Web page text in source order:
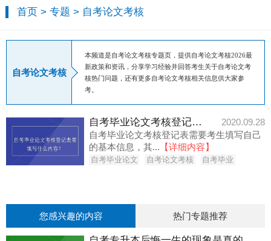
首页 >专题 > 自考论文考核
自考论文考核
本频道是自考论文考核专题页，提供自考论文考核2026最
新政策和资讯，分享学习经验并回答考生关于自考论文考
核热门问题，还有更多自考论文考核相关信息供大家参
考。
自考毕业论文考核登记表需填写什么内容？
2020.09.28
自考毕业论文考核登记表需要考生填写自己
的基本信息，其... 【详细内容】
自考毕业论文 自考论文考核 自考毕业
您感兴趣的内容 热门专题推荐